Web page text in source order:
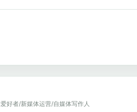
好者/新媒体运营/自媒体写作人